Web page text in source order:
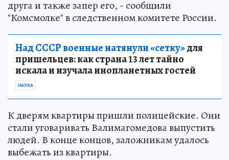
друга и также запер его, - сообщили
"Комсмолке" в следственном комитете России.
Над СССР военные натянули «сетку»для
пришельцев: как страна 13 лет тайно
искала и изучала инопланетных гостей
НАУКА
К дверям квартиры пришли полицейские. Они
стали уговаривать Валимагомедова выпустить
людей. В конце концов, заложникам удалось
выбежать из квартиры.